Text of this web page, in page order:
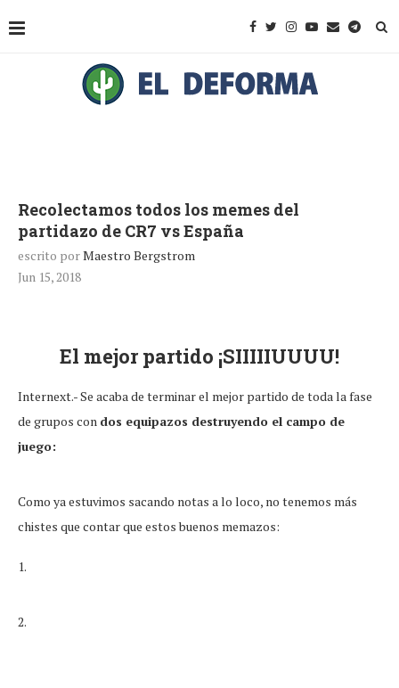
Recolectamos todos los memes del
partidazo de CR7 vs España
escrito porMaestro Bergstrom
Jun 15, 2018
El mejor partido ¡SIIIIIUUUU!
Internext.- Se acaba de terminar el mejor partido de toda la fase
de grupos con dos equipazos destruyendo el campo de
juego:
Como ya estuvimos sacando notas a lo loco, no tenemos más
chistes que contar que estos buenos memazos:
1.
2.